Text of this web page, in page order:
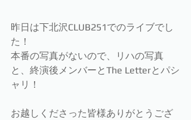
昨日は下北沢CLUB251でのライブでし
た！
本番の写真がないので、リハの写真
と、終演後メンバーとThe Letterとパシ
ャリ！
お越しくださった皆様ありがとうござ